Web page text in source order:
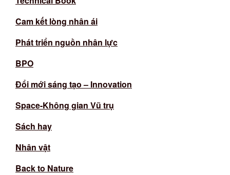
Cam kết lòng nhân ái
Phát triển nguồn nhân lực
BPO
Đổi mới sáng tạo – Innovation
Space-Không gian Vũ trụ
Sách hay
Nhân vật
Back to Nature